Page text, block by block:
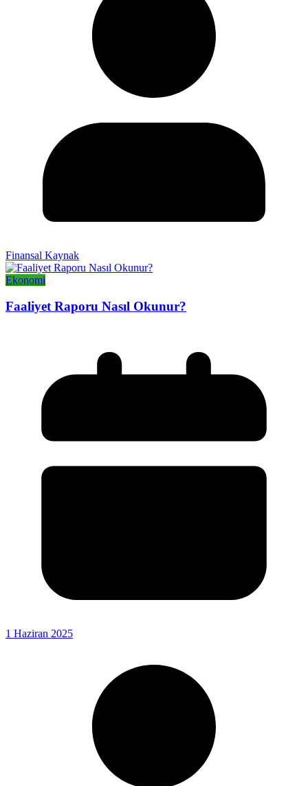
Finansal Kaynak
Ekonomi
Faaliyet Raporu Nasıl Okunur?
1 Haziran 2025